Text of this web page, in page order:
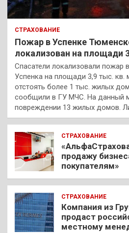
СТРАХОВАНИЕ
Пожар в Успенке
локализован на площади
Спасатели локализовали пожар
Успенка на площади 3,9 тыс.
отстоять более 1 тыс. жилых
сообщили в ГУ МЧС. На данный
повреждении 13 жилых домов.
СТРАХОВАНИЕ
продажу
покупателям»
СТРАХОВАНИЕ
Компания из
продаст
местному